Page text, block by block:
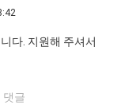
다. 지원해 주셔서
댓글